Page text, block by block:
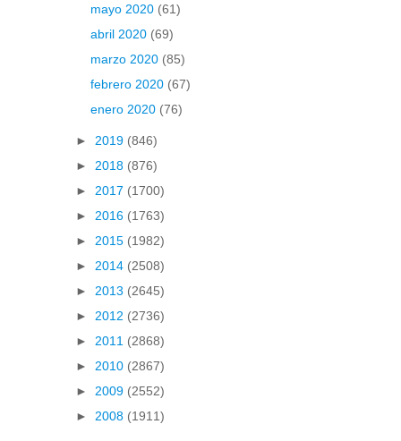
mayo 2020 (61)
abril 2020 (69)
marzo 2020 (85)
febrero 2020 (67)
enero 2020 (76)
► 2019 (846)
► 2018 (876)
► 2017 (1700)
► 2016 (1763)
► 2015 (1982)
► 2014 (2508)
► 2013 (2645)
► 2012 (2736)
► 2011 (2868)
► 2010 (2867)
► 2009 (2552)
► 2008 (1911)